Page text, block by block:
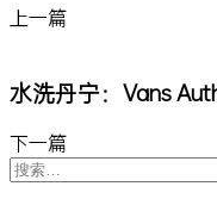
上一篇
水洗丹宁：Vans
下一篇
搜
索：